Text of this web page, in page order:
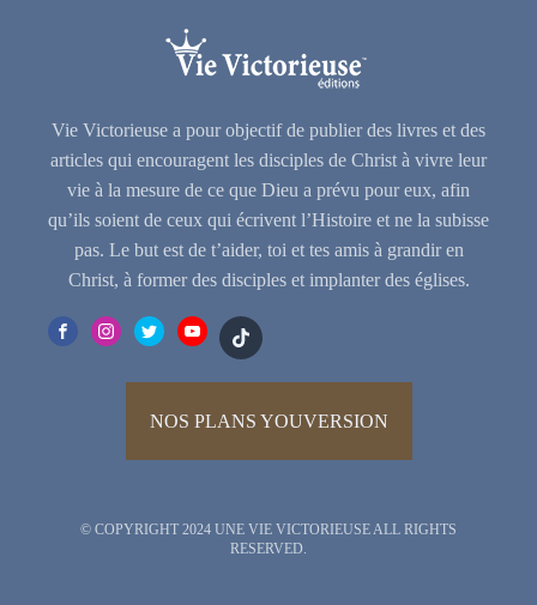
Vie Victorieuse a pour objectif de publier des livres et des
articles qui encouragent les disciples de Christ à vivre leur
vie à la mesure de ce que Dieu a prévu pour eux, afin
qu’ils soient de ceux qui écrivent l’Histoire et ne la subisse
pas. Le but est de t’aider, toi et tes amis à grandir en
Christ, à former des disciples et implanter des églises.
NOS PLANS YOUVERSION
© COPYRIGHT 2024 UNE VIE VICTORIEUSE ALL RIGHTS
RESERVED.